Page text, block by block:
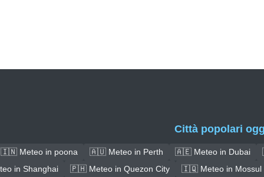
Città popolari
🇮🇳 Meteo in poona 🇦🇺 Meteo in Perth 🇦🇪 Meteo in Dubai
in Shanghai
🇵🇭 Meteo in Quezon City 🇮🇶 Meteo in Mossul